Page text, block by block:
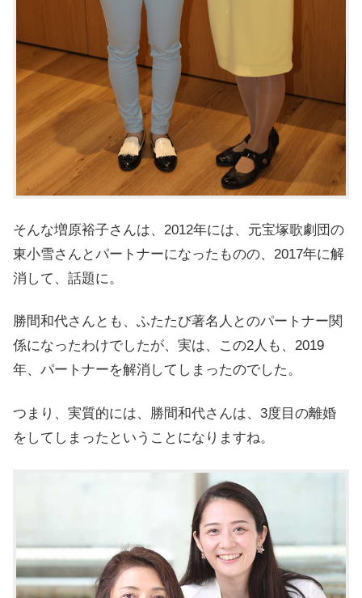
そんな増原裕子さんは、2012年には、元宝塚歌劇団の
東小雪さんとパートナーになったものの、2017年に解
消して、話題に。
勝間和代さんとも、ふたたび著名人とのパートナー関
係になったわけでしたが、実は、この2人も、2019
年、パートナーを解消してしまったのでした。
つまり、実質的には、勝間和代さんは、3度目の離婚
をしてしまったということになりますね。